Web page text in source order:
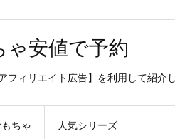
安値で予約
ィリエイト広告】を利用して紹介し
ちゃ 人気シリーズ